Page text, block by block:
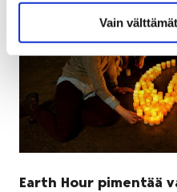
Vain
Earth Hour pimentää